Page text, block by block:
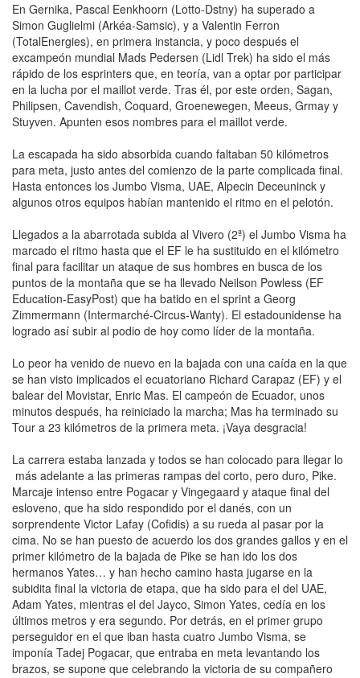
En Gernika, Pascal Eenkhoorn (Lotto-Dstny) ha superado a
Simon Guglielmi (Arkéa-Samsic), y a Valentin Ferron
(TotalEnergies), en primera instancia, y poco después el
excampeón mundial Mads Pedersen (Lidl Trek) ha sido el más
rápido de los esprinters que, en teoría, van a optar por participar
en la lucha por el maillot verde. Tras él, por este orden, Sagan,
Philipsen, Cavendish, Coquard, Groenewegen, Meeus, Grmay y
Stuyven. Apunten esos nombres para el maillot verde.
La escapada ha sido absorbida cuando faltaban 50 kilómetros
para meta, justo antes del comienzo de la parte complicada final.
Hasta entonces los Jumbo Visma, UAE, Alpecin Deceuninck y
algunos otros equipos habían mantenido el ritmo en el pelotón.
Llegados a la abarrotada subida al Vivero (2ª) el Jumbo Visma ha
marcado el ritmo hasta que el EF le ha sustituido en el kilómetro
final para facilitar un ataque de sus hombres en busca de los
puntos de la montaña que se ha llevado Neilson Powless (EF
Education-EasyPost) que ha batido en el sprint a Georg
Zimmermann (Intermarché-Circus-Wanty). El estadounidense ha
logrado así subir al podio de hoy como líder de la montaña.
Lo peor ha venido de nuevo en la bajada con una caída en la que
se han visto implicados el ecuatoriano Richard Carapaz (EF) y el
balear del Movistar, Enric Mas. El campeón de Ecuador, unos
minutos después, ha reiniciado la marcha; Mas ha terminado su
Tour a 23 kilómetros de la primera meta. ¡Vaya desgracia!
La carrera estaba lanzada y todos se han colocado para llegar lo
más adelante a las primeras rampas del corto, pero duro, Pike.
Marcaje intenso entre Pogacar y Vingegaard y ataque final del
esloveno, que ha sido respondido por el danés, con un
sorprendente Victor Lafay (Cofidis) a su rueda al pasar por la
cima. No se han puesto de acuerdo los dos grandes gallos y en el
primer kilómetro de la bajada de Pike se han ido los dos
hermanos Yates… y han hecho camino hasta jugarse en la
subidita final la victoria de etapa, que ha sido para el del UAE,
Adam Yates, mientras el del Jayco, Simon Yates, cedía en los
últimos metros y era segundo. Por detrás, en el primer grupo
perseguidor en el que iban hasta cuatro Jumbo Visma, se
imponía Tadej Pogacar, que entraba en meta levantando los
brazos, se supone que celebrando la victoria de su compañero